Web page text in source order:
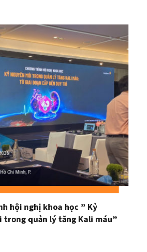
hội nghị khoa học ” Kỷ
trong quản lý tăng Kali máu”